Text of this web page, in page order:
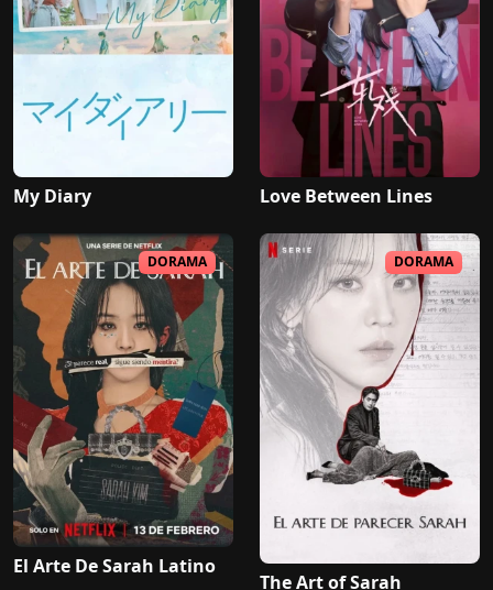
My Diary Love Between Lines
DORAMA
El Arte De Sarah Latino
DORAMA
The Art of Sarah